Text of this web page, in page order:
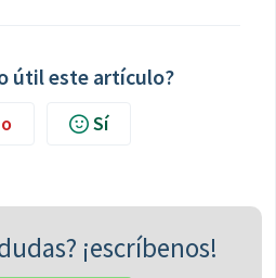
útil este artículo?
Sí
¡escríbenos!